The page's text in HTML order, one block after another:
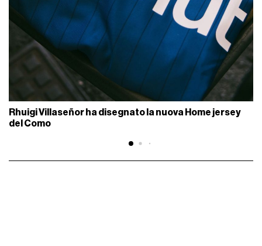
Rhuigi Villaseñor ha disegnato la nuova Home jersey
del Como